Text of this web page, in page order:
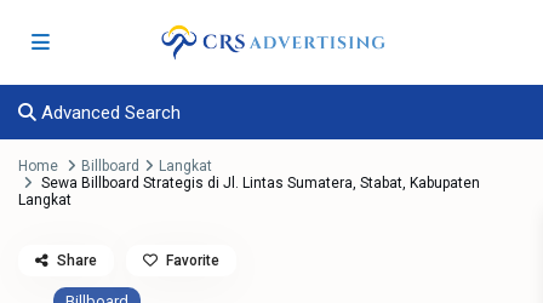
Advanced Search
Home Billboard
Langkat
Sewa Billboard Strategis di Jl. Lintas Sumatera, Stabat, Kabupaten
Langkat
Share Favorite